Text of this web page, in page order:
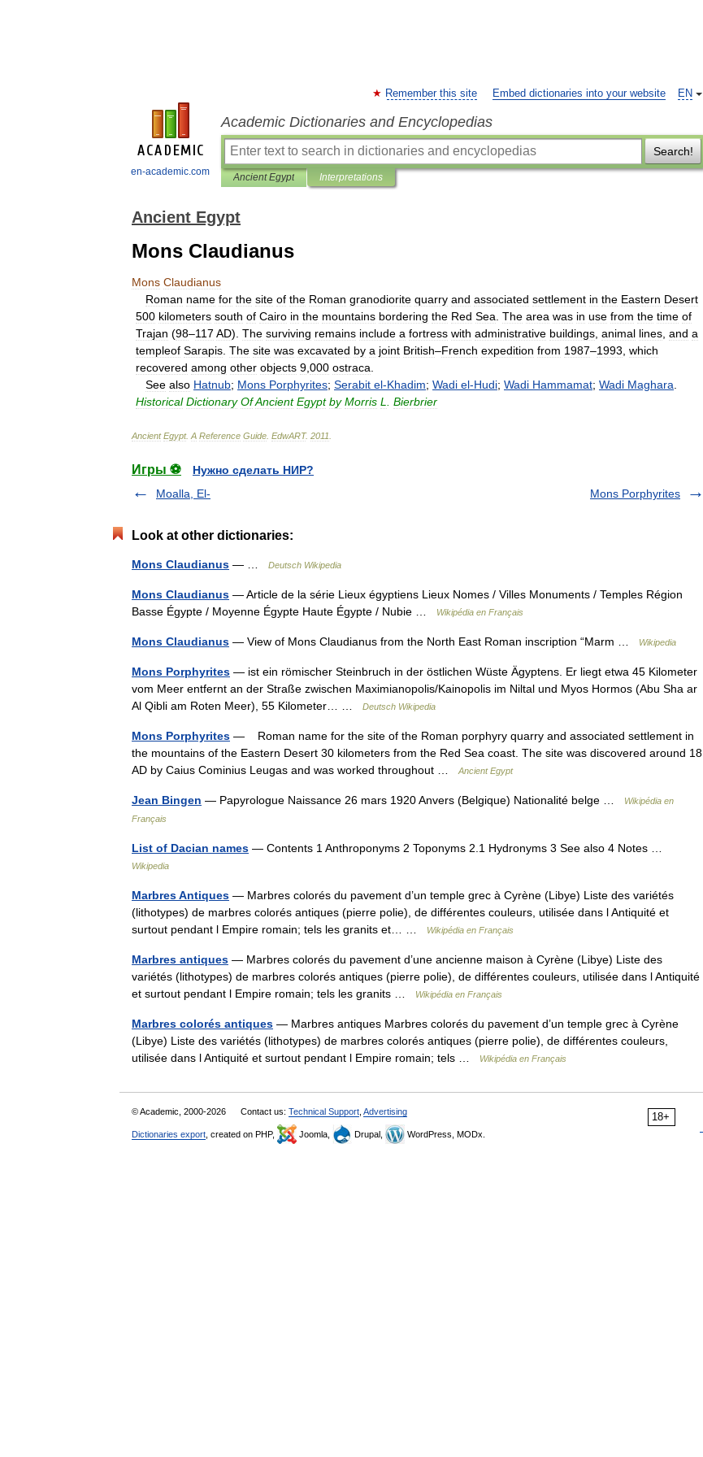
en-academic.com
EN
Remember this site Embed dictionaries into your website
Academic Dictionaries and Encyclopedias
Search!
Ancient Egypt Interpretations
Ancient Egypt
Mons Claudianus
Mons Claudianus
Roman name for the site of the Roman granodiorite quarry and associated settlement in the Eastern Desert
500 kilometers south of Cairo in the mountains bordering the Red Sea The area was in use from the time of
Trajan (98–117 AD). The surviving remains include a fortress with administrative buildings animal lines and a
templeof Sarapis The site was excavated by a joint British–French expedition from 1987–1993 which
recovered among other objects 9 000 ostraca
See also Hatnub; Mons Porphyrites; Serabit el-Khadim; Wadi el-Hudi; Wadi Hammamat; Wadi Maghara
Historical Dictionary OfAncient Egypt by Morris L Bierbrier
Ancient Egypt. A Reference Guide EdwART. 2011
Игры ⚽
Нужно сделать НИР?
Moalla, El-
Mons Porphyrites
Look at other dictionaries:
Mons Claudianus — … Deutsch Wikipedia
Mons Claudianus — Article de la série Lieux égyptiens Lieux Nomes / Villes Monuments / Temples Région
Basse Égypte / Moyenne Égypte Haute Égypte / Nubie …
Wikipédia en Français
Mons Claudianus — View of Mons Claudianus from the North East Roman inscription “Marm … Wikipedia
Mons Porphyrites — ist ein römischer Steinbruch in der östlichen Wüste Ägyptens. Er liegt etwa 45 Kilometer
vom Meer entfernt an der Straße zwischen Maximianopolis/Kainopolis im Niltal und Myos Hormos (Abu Sha ar
Al Qibli am Roten Meer), 55 Kilometer… …
Deutsch Wikipedia
Mons Porphyrites — Roman name for the site of the Roman porphyry quarry and associated settlement in
the mountains of the Eastern Desert 30 kilometers from the Red Sea coast. The site was discovered around 18
AD by Caius Cominius Leugas and was worked throughout …
Ancient Egypt
Jean Bingen — Papyrologue Naissance 26 mars 1920 Anvers (Belgique) Nationalité belge …
Wikipédia en
Français
List of Dacian names — Contents 1 Anthroponyms 2 Toponyms 2.1 Hydronyms 3 See also 4 Notes …
Wikipedia
Marbres Antiques — Marbres colorés du pavement d’un temple grec à Cyrène (Libye) Liste des variétés
(lithotypes) de marbres colorés antiques (pierre polie), de différentes couleurs, utilisée dans l Antiquité et
surtout pendant l Empire romain; tels les granits et… …
Wikipédia en Français
Marbres antiques — Marbres colorés du pavement d’une ancienne maison à Cyrène (Libye) Liste des
variétés (lithotypes) de marbres colorés antiques (pierre polie), de différentes couleurs, utilisée dans l Antiquité
et surtout pendant l Empire romain; tels les granits …
Wikipédia en Français
Marbres colorés antiques — Marbres antiques Marbres colorés du pavement d’un temple grec à Cyrène
(Libye) Liste des variétés (lithotypes) de marbres colorés antiques (pierre polie), de différentes couleurs,
utilisée dans l Antiquité et surtout pendant l Empire romain; tels …
Wikipédia en Français
18+
© Academic, 2000-2026 Contact us: Technical Support Advertising
Dictionaries export , created on PHP, Joomla, Drupal, WordPress, MODx.